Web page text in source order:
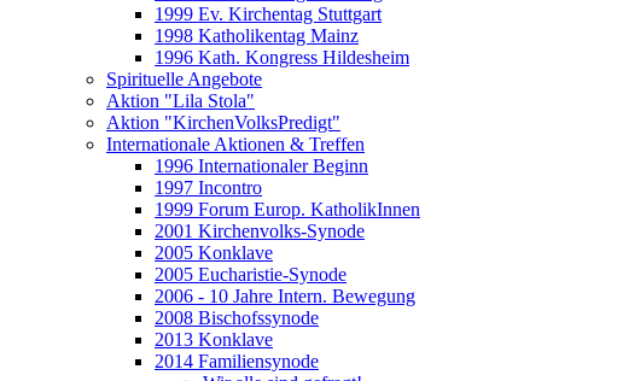
1999 Ev. Kirchentag Stuttgart
1998 Katholikentag Mainz
1996 Kath. Kongress Hildesheim
Spirituelle Angebote
Aktion "Lila Stola"
Aktion "KirchenVolksPredigt"
Internationale Aktionen & Treffen
1996 Internationaler Beginn
1997 Incontro
1999 Forum Europ. KatholikInnen
2001 Kirchenvolks-Synode
2005 Konklave
2005 Eucharistie-Synode
2006 - 10 Jahre Intern. Bewegung
2008 Bischofssynode
2013 Konklave
2014 Familiensynode